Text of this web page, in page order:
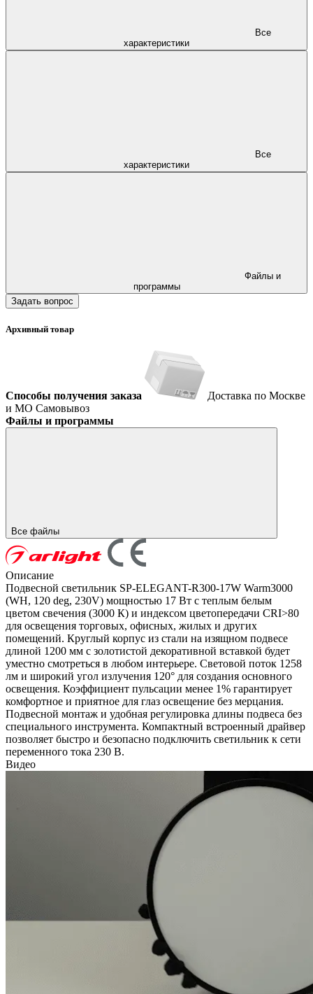
характеристики
характеристики
программы
Задать вопрос
Архивный товар
Способы получения заказа
Доставка по Москве
и МО Самовывоз
Файлы и программы
Все файлы
Описание
Подвесной светильник SP-ELEGANT-R300-17W Warm3000
(WH, 120 deg, 230V) мощностью 17 Вт с теплым белым
цветом свечения (3000 К) и индексом цветопередачи CRI>80
для освещения торговых, офисных, жилых и других
помещений. Круглый корпус из стали на изящном подвесе
длиной 1200 мм с золотистой декоративной вставкой будет
уместно смотреться в любом интерьере. Световой поток 1258
лм и широкий угол излучения 120° для создания основного
освещения. Коэффициент пульсации менее 1% гарантирует
комфортное и приятное для глаз освещение без мерцания.
Подвесной монтаж и удобная регулировка длины подвеса без
специального инструмента. Компактный встроенный драйвер
позволяет быстро и безопасно подключить светильник к сети
переменного тока 230 В.
Видео